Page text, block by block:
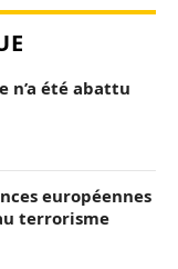
n’a été abattu
européennes
terrorisme